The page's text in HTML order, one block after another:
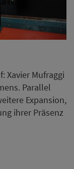
Xavier Mufraggi
Parallel
Expansion,
ihrer Präsenz